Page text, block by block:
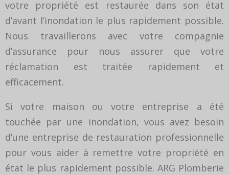
votre propriété est restaurée dans son état
d’avant l’inondation le plus rapidement possible.
Nous travaillerons avec votre compagnie
d’assurance pour nous assurer que votre
réclamation est traitée rapidement et
efficacement.
Si votre maison ou votre entreprise a été
touchée par une inondation, vous avez besoin
d’une entreprise de restauration professionnelle
pour vous aider à remettre votre propriété en
état le plus rapidement possible. ARG Plomberie